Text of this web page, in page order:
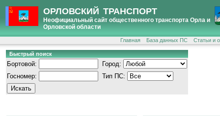
ОРЛОВСКИЙ ТРАНСПОРТ
Неофициальный сайт общественного транспорта Орла и
Орловской области
Главная База данных ПС Статьи и
Быстрый поиск
Бортовой:
Город:
Госномер:
Тип ПС: